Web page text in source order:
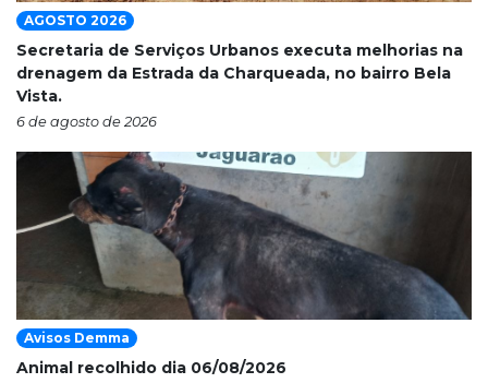
AGOSTO 2026
Secretaria de Serviços Urbanos executa melhorias na
drenagem da Estrada da Charqueada, no bairro Bela
Vista.
6 de agosto de 2026
Avisos Demma
Animal recolhido dia 06/08/2026